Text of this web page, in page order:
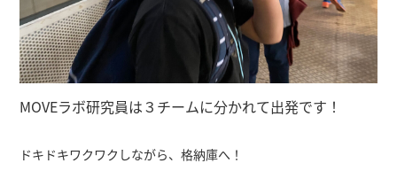
MOVEラボ研究員は３チームに分かれて出発です！
ドキドキワクワクしながら、格納庫へ！